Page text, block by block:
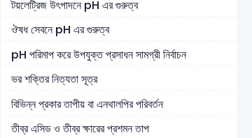
টয়লেট্রিজ উৎপাদনে pH এর গুরুত্ব
ঔষধ সেবনে pH এর গুরুত্ব
pH পরিমাপ করে উপযুক্ত প্রসাধন সামগ্রী নির্বাচন
ভর শক্তির নিত্যতা সূত্র
বিভিন্ন প্রকার তাপীয় বা এনথালপির পরিবর্তন
তীব্র এসিড ও তীব্র ক্ষারের প্রশমন তাপ